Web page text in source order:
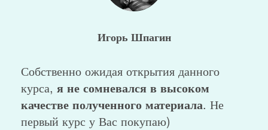
Игорь Шпагин
Собственно ожидая открытия данного
курса, я не сомневался в высоком
качестве полученного материала. Не
первый курс у Вас покупаю)